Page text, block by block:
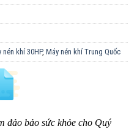
nén khí 30HP, Máy nén khí Trung Quốc
đảo bảo sức khỏe cho Quý